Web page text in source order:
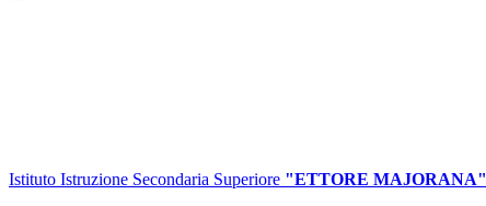
Istituto Istruzione Secondaria Superiore "ETTORE MAJORANA"